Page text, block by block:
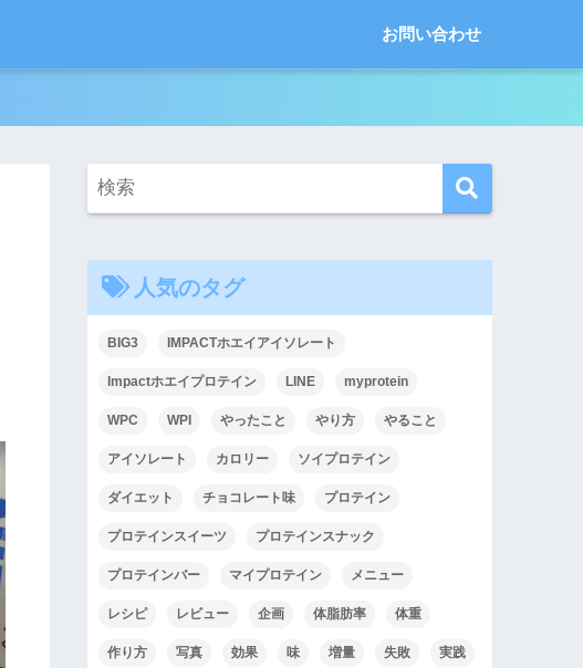
お問い合わせ
人気のタグ
BIG3 IMPACTホエイアイソレート
Impactホエイプロテイン LINE myprotein
WPC WPI やったこと やり方 やること
アイソレート カロリー ソイプロテイン
ダイエット チョコレート味 プロテイン
プロテインスイーツ プロテインスナック
プロテインバー マイプロテイン メニュー
レシピ レビュー 企画 体脂肪率 体重
作り方 写真 効果 味 増量 失敗 実践